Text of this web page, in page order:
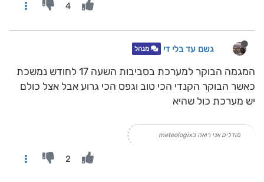
4
גשם עד בלי די מנהל
המגמה הבוקר למערכת בסביבות השעה 17 לחודש נמשכת
כאשר הבוקר הקנדי הכי טוב וגפס הכי גרוע אבל אצל כולם
יש מערכת כול שהיא
מודלים אני רואה בmeteologix
2